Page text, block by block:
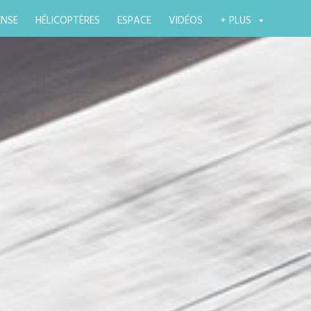
HÉLICOPTÈRES ESPACE VIDÉOS + PLUS